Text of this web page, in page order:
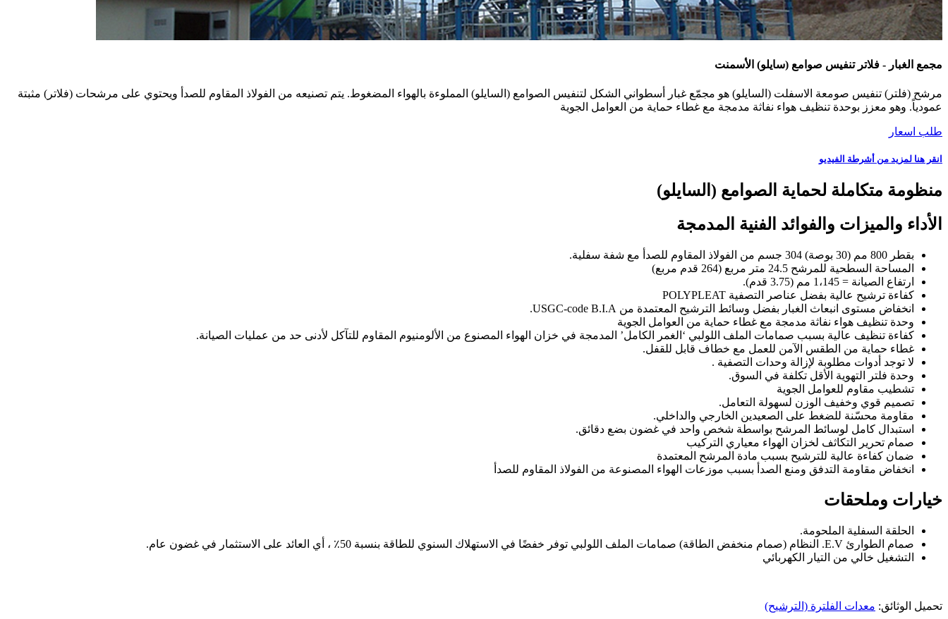
مجمع الغبار - فلاتر تنفيس صوامع (سايلو) الأسمنت
مرشح (فلتر) تنفيس صومعة الاسفلت (السايلو) هو مجمّع غبار أسطواني الشكل لتنفيس الصوامع (السايلو) المملوءة بالهواء المضغوط. يتم تصنيعه من الفولاذ المقاوم للصدأ ويحتوي على مرشحات (فلاتر) مثبتة
عمودياً. وهو معزز بوحدة تنظيف هواء نفاثة مدمجة مع غطاء حماية من العوامل الجوية
طلب اسعار
انقر هنا لمزيد من أشرطة الفيديو
منظومة متكاملة لحماية الصوامع (السايلو)
الأداء والميزات والفوائد الفنية المدمجة
بقطر 800 مم (30 بوصة) 304 جسم من الفولاذ المقاوم للصدأ مع شفة سفلية.
المساحة السطحية للمرشح 24.5 متر مربع (264 قدم مربع)
ارتفاع الصيانة = 1،145 مم (3.75 قدم).
كفاءة ترشيح عالية بفضل عناصر التصفية POLYPLEAT
انخفاض مستوى انبعاث الغبار بفضل وسائط الترشيح المعتمدة من USGC-code B.I.A.
وحدة تنظيف هواء نفاثة مدمجة مع غطاء حماية من العوامل الجوية
كفاءة تنظيف عالية بسبب صمامات الملف اللولبي ‘الغمر الكامل’ المدمجة في خزان الهواء المصنوع من الألومنيوم المقاوم للتآكل لأدنى حد من عمليات الصيانة.
غطاء حماية من الطقس الآمن للعمل مع خطاف قابل للقفل.
لا توجد أدوات مطلوبة لإزالة وحدات التصفية .
وحدة فلتر التهوية الأقل تكلفة في السوق.
تشطيب مقاوم للعوامل الجوية
تصميم قوي وخفيف الوزن لسهولة التعامل.
مقاومة محسّنة للضغط على الصعيدين الخارجي والداخلي.
استبدال كامل لوسائط المرشح بواسطة شخص واحد في غضون بضع دقائق.
صمام تحرير التكاثف لخزان الهواء معياري التركيب
ضمان كفاءة عالية للترشيح بسبب مادة المرشح المعتمدة
انخفاض مقاومة التدفق ومنع الصدأ بسبب موزعات الهواء المصنوعة من الفولاذ المقاوم للصدأ
خيارات وملحقات
الحلقة السفلية الملحومة.
صمام الطوارئ E.V. النظام (صمام منخفض الطاقة) صمامات الملف اللولبي توفر خفضًا في الاستهلاك السنوي للطاقة بنسبة 50٪ ، أي العائد على الاستثمار في غضون عام.
التشغيل خالي من التيار الكهربائي
تحميل الوثائق: معدات الفلترة (الترشيح)